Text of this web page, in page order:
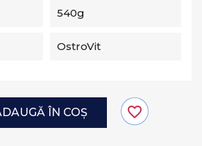
540g
OstroVit
ÎN COȘ favorite_border